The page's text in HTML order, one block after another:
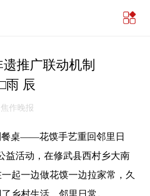
推广联动机制
雨 辰
作晚报
桌——花馍手艺重回邻里日
益活动，在修武县西村乡大南
起一边做花馍一边拉家常，久
乡村生活、邻里日常。